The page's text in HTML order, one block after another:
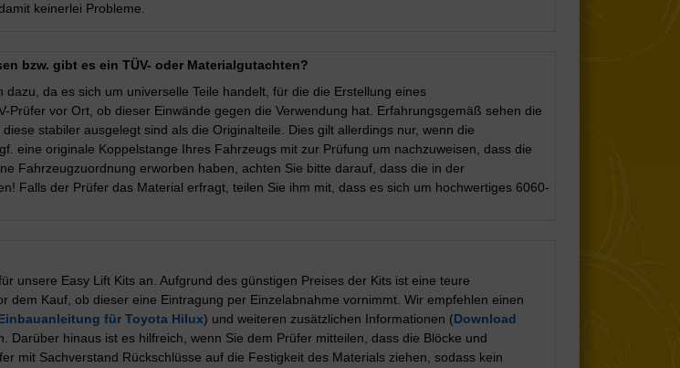
keinerlei Probleme.
bzw. gibt es ein TÜV- oder Materialgutachten?
da es sich um universelle Teile handelt, für die die Erstellung eines
vor Ort, ob dieser Einwände gegen die Verwendung hat. Erfahrungsgemäß sehen die
stabiler ausgelegt sind als die Originalteile. Dies gilt allerdings nur, wenn die
eine originale Koppelstange Ihres Fahrzeugs mit zur Prüfung um nachzuweisen, dass die
Fahrzeugzuordnung erworben haben, achten Sie bitte darauf, dass die in der
Falls der Prüfer das Material erfragt, teilen Sie ihm mit, dass es sich um hochwertiges 6060-
unsere Easy Lift Kits an. Aufgrund des günstigen Preises der Kits ist eine teure
Kauf, ob dieser eine Eintragung per Einzelabnahme vornimmt. Wir empfehlen einen
für Toyota Hilux) und weiteren zusätzlichen Informationen (Download
Darüber hinaus ist es hilfreich, wenn Sie dem Prüfer mitteilen, dass die Blöcke und
mit Sachverstand Rückschlüsse auf die Festigkeit des Materials ziehen, sodass kein